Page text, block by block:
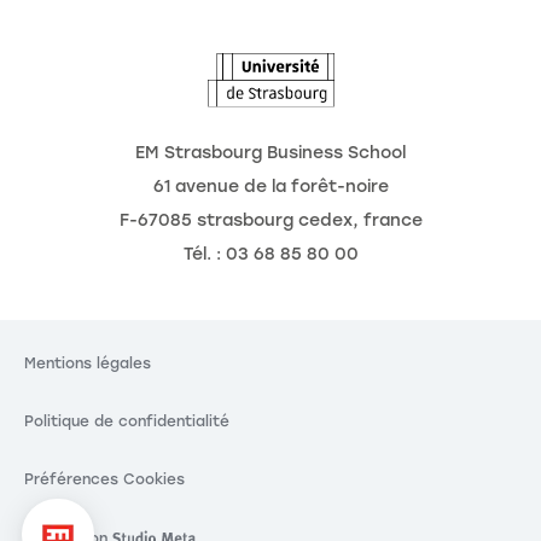
EM Strasbourg Business School
61 avenue de la forêt-noire
F-67085 strasbourg cedex, france
Tél. : 03 68 85 80 00
Mentions légales
Politique de confidentialité
Préférences Cookies